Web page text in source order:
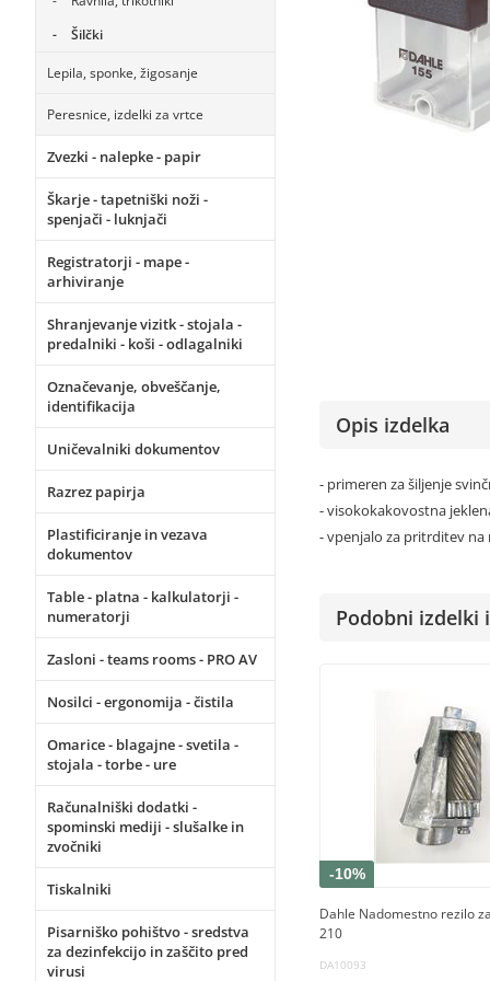
Šilčki
Lepila, sponke, žigosanje
Peresnice, izdelki za vrtce
Zvezki - nalepke - papir
Škarje - tapetniški noži -
spenjači - luknjači
Registratorji - mape -
arhiviranje
Shranjevanje vizitk - stojala -
predalniki - koši - odlagalniki
Označevanje, obveščanje,
identifikacija
Uničevalniki dokumentov
Razrez papirja
Plastificiranje in vezava
dokumentov
Table - platna - kalkulatorji -
numeratorji
Zasloni - teams rooms - PRO AV
Nosilci - ergonomija - čistila
Omarice - blagajne - svetila -
stojala - torbe - ure
Računalniški dodatki -
spominski mediji - slušalke in
zvočniki
Tiskalniki
Pisarniško pohištvo - sredstva
za dezinfekcijo in zaščito pred
virusi
Opis izdelka
- primeren za šiljenje
- visokokakovostna
- vpenjalo za pritrditev na
Podobni izdelki
-10%
Dahle Nadomestno rezilo
210
DA10093